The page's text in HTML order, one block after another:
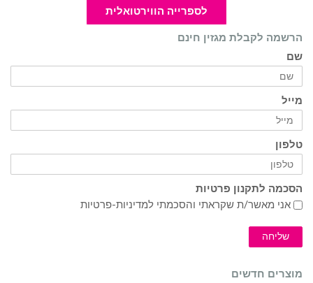
לספרייה הווירטואלית
הרשמה לקבלת מגזין חינם
שם
מייל
טלפון
הסכמה לתקנון פרטיות
אני מאשר/ת שקראתי והסכמתי למדיניות-פרטיות
שליחה
מוצרים חדשים